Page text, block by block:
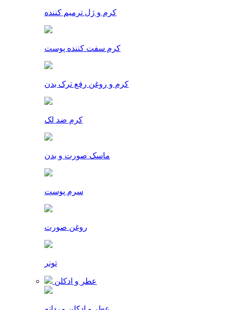
کرم و ژل ترمیم کننده
کرم سفت کننده پوست
کرم و روغن رفع ترک بدن
کرم ضد لک
ماسک صورت و بدن
سرم پوست
روغن صورت
تونر
عطر و ادکلن